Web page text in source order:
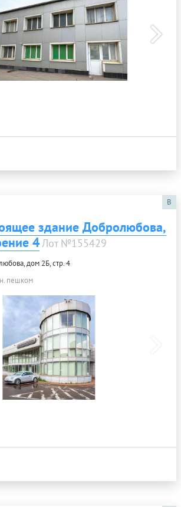
B
здание Добролюбова,
4 Лот №155429
дом 2Б, стр. 4
пешком